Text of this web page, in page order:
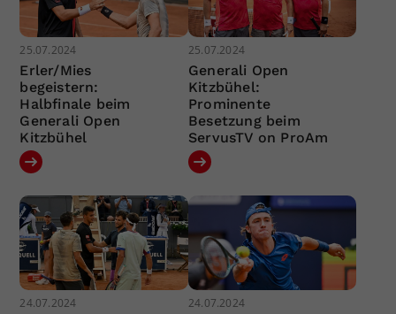
25.07.2024
Erler/Mies
begeistern:
Halbfinale beim
Generali Open
Kitzbühel
25.07.2024
Generali Open
Kitzbühel:
Prominente
Besetzung beim
ServusTV on ProAm
24.07.2024 24.07.2024